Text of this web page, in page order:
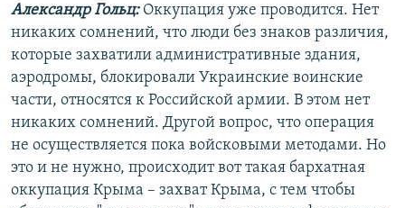
Александр Гольц:Оккупация уже проводится. Нет
никаких сомнений, что люди без знаков различия,
которые захватили административные здания,
аэродромы, блокировали Украинские воинские
части, относятся к Российской армии. В этом нет
никаких сомнений. Другой вопрос, что операция
не осуществляется пока войсковыми методами. Но
это и не нужно, происходит вот такая бархатная
оккупация Крыма – захват Крыма, с тем чтобы